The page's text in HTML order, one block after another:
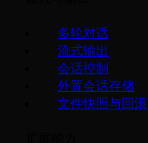
多轮对话
流式输出
会话控制
外置会话存储
文件快照与回滚